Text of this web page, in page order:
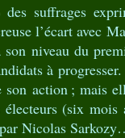
suffrages
l’écart avec
niveau du
à
action ; mais
(six mois
Nicolas